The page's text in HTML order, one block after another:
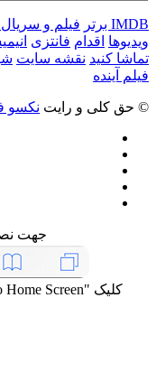
IMDB برتر فیلم و
ویدیوها اقدام فانتزی
تماشا کنید نقشه سایت
فیلم آینده
© حق کلی و رایت نکسو
جهت